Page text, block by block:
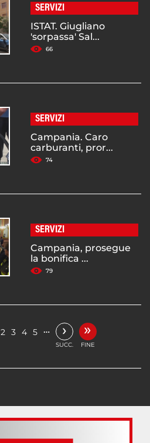
SERVIZI
ISTAT. Giugliano
'sorpassa' Sal...
66
SERVIZI
Campania. Caro
carburanti, pror...
74
SERVIZI
Campania, prosegue
la bonifica ...
79
2 3 4 5 … ›
SUCC.
»
FINE